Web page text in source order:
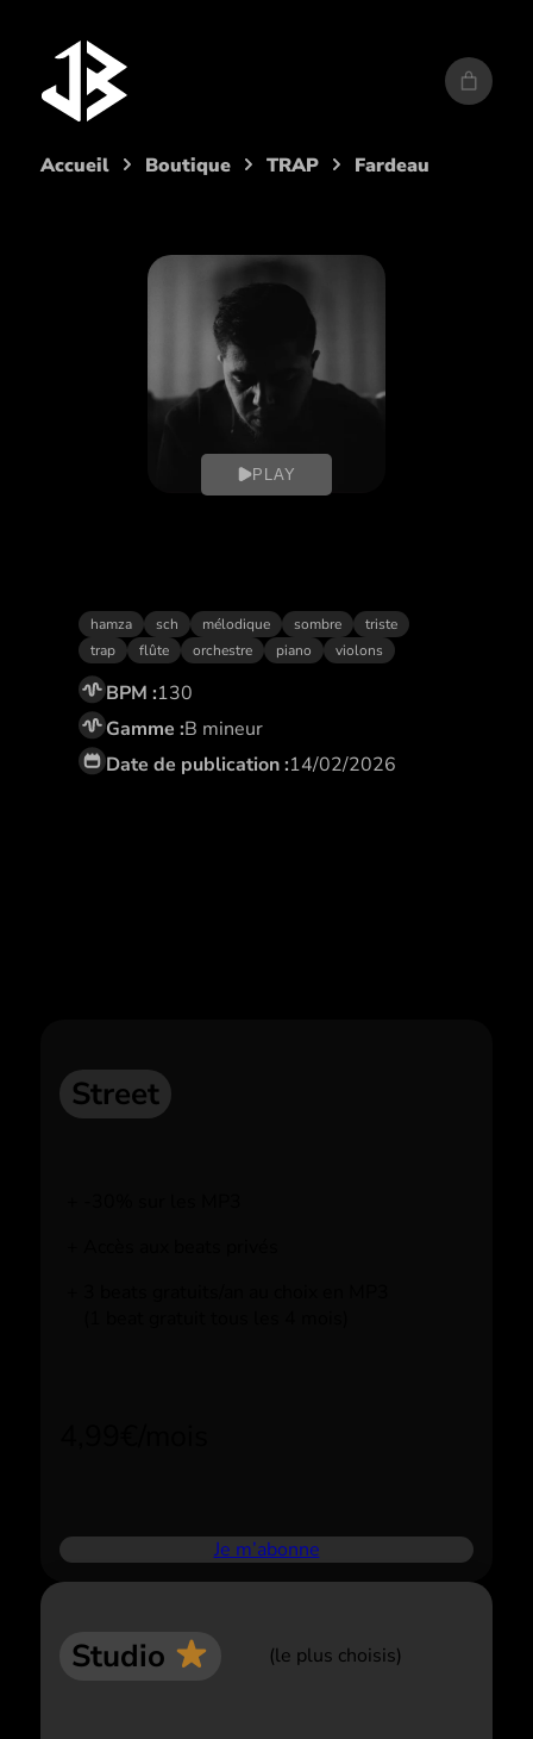
Accueil Boutique TRAP Fardeau
PLAY
hamza sch mélodique sombre
triste
trap
flûte orchestre piano violons
BPM :130
Gamme :B mineur
Date de publication :14/02/2026
Street
Je m’abonne
Studio (le plus choisis)